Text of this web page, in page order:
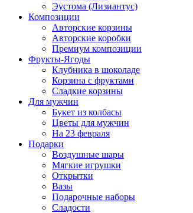
Эустома (Лизиантус)
Композиции
Авторские корзины
Авторские коробки
Премиум композиции
Фрукты-Ягоды
Клубника в шоколаде
Корзина с фруктами
Сладкие корзины
Для мужчин
Букет из колбасы
Цветы для мужчин
На 23 февраля
Подарки
Воздушные шары
Мягкие игрушки
Открытки
Вазы
Подарочные наборы
Сладости